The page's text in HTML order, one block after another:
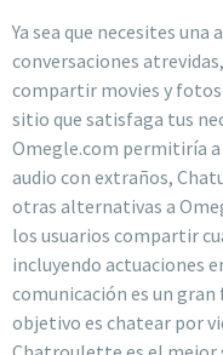
Ya sea que necesites
conversaciones
compartir movies y
sitio que satisfaga tus
Omegle.com permitiría a
audio con extraños,
otras alternativas a
los usuarios compartir
incluyendo actuaciones
comunicación es un
objetivo es chatear por